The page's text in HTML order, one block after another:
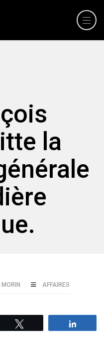
la
AFFAIRES